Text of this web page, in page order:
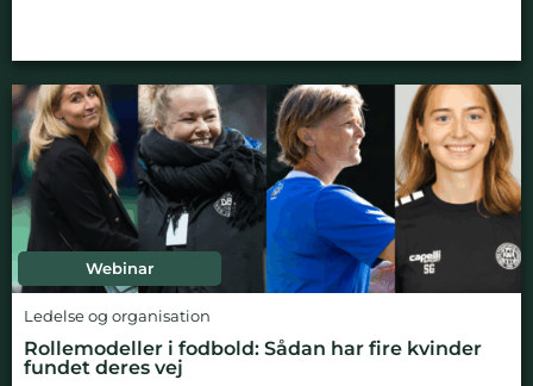
Webinar
Ledelse og organisation
Rollemodeller i fodbold: Sådan har fire kvinder
fundet deres vej